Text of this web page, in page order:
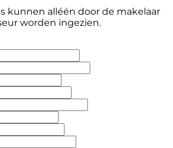
kunnen alléén door de makelaar
worden ingezien.